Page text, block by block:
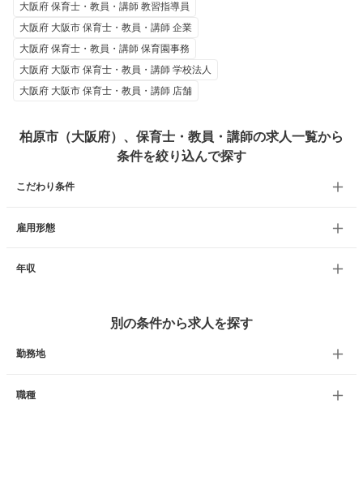
大阪府 保育士・教員・講師 教習指導員
大阪府 大阪市 保育士・教員・講師 企業
大阪府 保育士・教員・講師 保育園事務
大阪府 大阪市 保育士・教員・講師 学校法人
大阪府 大阪市 保育士・教員・講師 店舗
柏原市（大阪府）、保育士・教員・講師の求人一覧から
条件を絞り込んで探す
こだわり条件
雇用形態
年収
別の条件から求人を探す
勤務地
職種